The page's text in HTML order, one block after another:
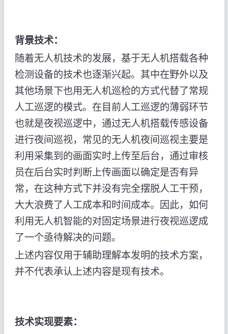
背景技术：
随着无人机技术的发展，基于无人机搭载各种
检测设备的技术也逐渐兴起。其中在野外以及
其他场景下也用无人机巡检的方式代替了常规
人工巡逻的模式。在目前人工巡逻的薄弱环节
也就是夜视巡逻中，通过无人机搭载传感设备
进行夜间巡视，常见的无人机夜间巡视主要是
利用采集到的画面实时上传至后台，通过审核
员在后台实时判断上传画面以确定是否有异
常，在这种方式下并没有完全摆脱人工干预，
大大浪费了人工成本和时间成本。因此，如何
利用无人机智能的对固定场景进行夜视巡逻成
了一个亟待解决的问题。
上述内容仅用于辅助理解本发明的技术方案，
并不代表承认上述内容是现有技术。
技术实现要素：